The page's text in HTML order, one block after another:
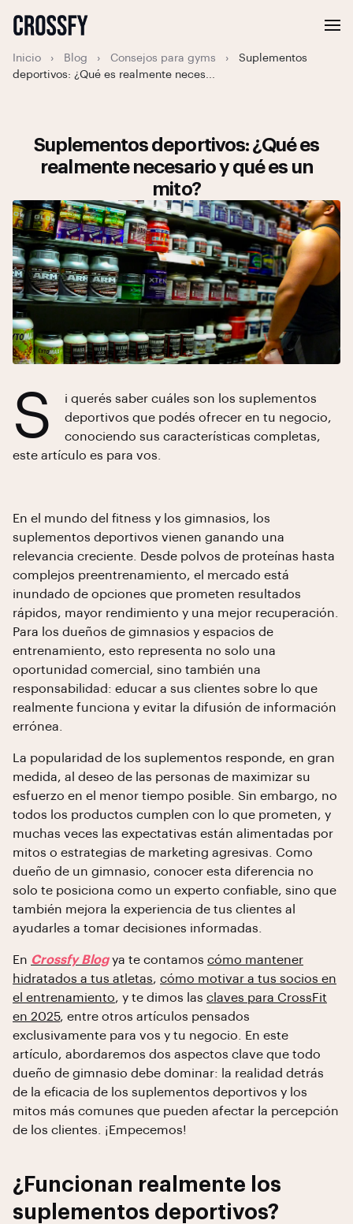
Inicio › Blog › Consejos para gyms ›
Suplementos
deportivos: ¿Qué es realmente neces...
Suplementos deportivos: ¿Qué es
realmente necesario y qué es un
mito?
S
i querés saber cuáles son los suplementos
deportivos que podés ofrecer en tu negocio,
conociendo sus características completas,
este artículo es para vos.
En el mundo del fitness y los gimnasios, los
suplementos deportivos vienen ganando una
relevancia creciente. Desde polvos de proteínas hasta
complejos preentrenamiento, el mercado está
inundado de opciones que prometen resultados
rápidos, mayor rendimiento y una mejor recuperación.
Para los dueños de gimnasios y espacios de
entrenamiento, esto representa no solo una
oportunidad comercial, sino también una
responsabilidad: educar a sus clientes sobre lo que
realmente funciona y evitar la difusión de información
errónea.
La popularidad de los suplementos responde, en gran
medida, al deseo de las personas de maximizar su
esfuerzo en el menor tiempo posible. Sin embargo, no
todos los productos cumplen con lo que prometen, y
muchas veces las expectativas están alimentadas por
mitos o estrategias de marketing agresivas. Como
dueño de un gimnasio, conocer esta diferencia no
solo te posiciona como un experto confiable, sino que
también mejora la experiencia de tus clientes al
ayudarles a tomar decisiones informadas.
En Crossfy Blogya te contamos cómo mantener
hidratados a tus atletas, cómo motivar a tus socios en
el entrenamiento, y te dimos las claves para CrossFit
en 2025, entre otros artículos pensados
exclusivamente para vos y tu negocio. En este
artículo, abordaremos dos aspectos clave que todo
dueño de gimnasio debe dominar: la realidad detrás
de la eficacia de los suplementos deportivos y los
mitos más comunes que pueden afectar la percepción
de los clientes. ¡Empecemos!
¿Funcionan realmente los
suplementos deportivos?